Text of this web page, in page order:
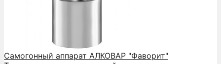
Самогонный аппарат АЛКОВАР "Фаворит"